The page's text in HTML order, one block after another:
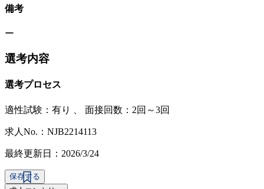
備考
ー
選考内容
選考プロセス
適性試験： 有り 面接回数：2回～3回
求人No.：NJB2214113
最終更新日：2026/3/24
保存する